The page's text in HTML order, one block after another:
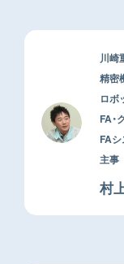
川崎
精密
ロボ
FA・
FA
主事
村